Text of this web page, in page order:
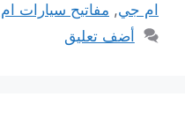
ام جي, مفاتيح سيارات
أضف تعليق